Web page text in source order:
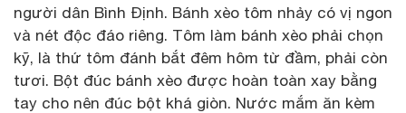
người dân Bình Định. Bánh xèo tôm nhảy có vị ngon
và nét độc đáo riêng. Tôm làm bánh xèo phải chọn
kỹ, là thứ tôm đánh bắt đêm hôm từ đầm, phải còn
tươi. Bột đúc bánh xèo được hoàn toàn xay bằng
tay cho nên đúc bột khá giòn. Nước mắm ăn kèm